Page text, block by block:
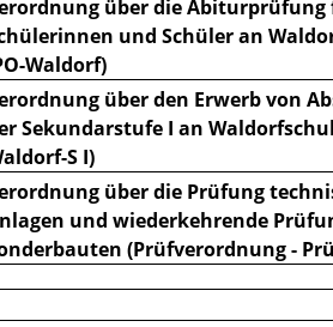
über die Abiturprüfung
und Schüler an
Waldorf)
über den Erwerb von
Sekundarstufe I an
S I)
über die Prüfung
und wiederkehrende
(Prüfverordnung -